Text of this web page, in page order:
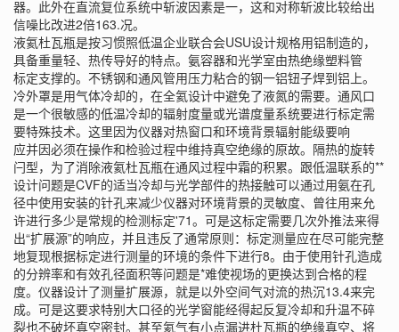
器。此外在直流复位系统中斩波因素是一，这和对称斩波比较给出
信噪比改进2倍163.况。
液氦杜瓦瓶是按习惯照低温企业联合会USU设计规格用铝制造的，
具备重量轻、热传导好的特点。氨容器和光学室由热绝缘塑料管
标定支撑的。不锈钢和通风管用压力粘合的钢一铝钮子焊到铝上。
冷外罩是用气体冷却的，在全氦设计中避免了液氮的需要。通风口
是一个很敏感的低温冷却的辐射度量或光谱度量系统要进行标定需
要特殊技术。这里因为仪器对热窗口和环境背景辐射能级要响
应并因必须在操作和检验过程中维持真空绝缘的原故。隔热的旋转
闩型，为了消除液氦杜瓦瓶在通风过程中霜的积累。跟低温联系的**
设计问题是CVF的适当冷却与光学部件的热接触可以通过用氨在孔
径中使用安装的针孔来减少仪器对环境背景的灵敏度、曾往用来允
许进行多少是常规的检测标定'71。可是这标定需要几次外推法来得
出“扩展源”的响应，并且违反了通常原则：标定测量应在尽可能完整
地复现根据标定进行测量的环境的条件下进行8。由于使用针孔造成
的分辨率和有效孔径面积等问题是*难使视场的更换达到合格的程
度。仪器设计了测量扩展源，就是以外空间气对流的热沉13.4来完
成。可是这要求特别大口径的光学窗能经得起反复冷却和升温不碎
裂也不破坏真空密封。甚至氦气有小点漏进杜瓦瓶的绝缘真空、将